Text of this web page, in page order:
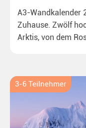
A3-Wandkalender
Zuhause. Zwölf
Arktis, von dem
3-6 Teilnehmer